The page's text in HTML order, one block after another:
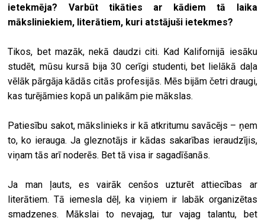
ietekmēja? Varbūt tikāties ar kādiem tā laika
māksliniekiem, literātiem, kuri atstājuši ietekmes?
Tikos, bet mazāk, nekā daudzi citi. Kad Kalifornijā iesāku
studēt, mūsu kursā bija 30 cerīgi studenti, bet lielākā daļa
vēlāk pārgāja kādās citās profesijās. Mēs bijām četri draugi,
kas turējāmies kopā un palikām pie mākslas.
Patiesību sakot, mākslinieks ir kā atkritumu savācējs – ņem
to, ko ierauga. Ja gleznotājs ir kādas sakarības ieraudzījis,
viņam tās arī noderēs. Bet tā visa ir sagadīšanās.
Ja man ļauts, es vairāk cenšos uzturēt attiecības ar
literātiem. Tā iemesla dēļ, ka viņiem ir labāk organizētas
smadzenes. Mākslai to nevajag, tur vajag talantu, bet